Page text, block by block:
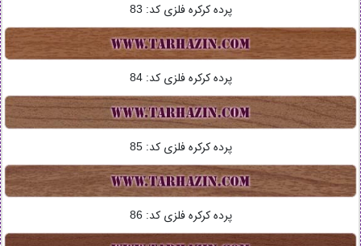
پرده کرکره فلزی کد:
پرده کرکره فلزی کد: 84
پرده کرکره فلزی کد: 85
پرده کرکره فلزی کد: